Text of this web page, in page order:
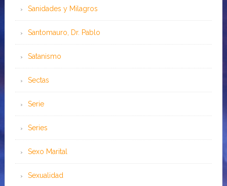
Sanidades y Milagros
Santomauro, Dr. Pablo
Satanismo
Sectas
Serie
Series
Sexo Marital
Sexualidad